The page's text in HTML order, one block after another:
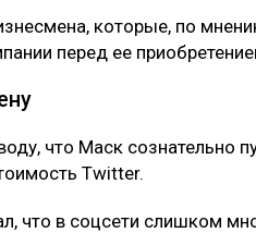
которые, по
перед ее
что Маск сознательно
Twitter.
что в соцсети слишком